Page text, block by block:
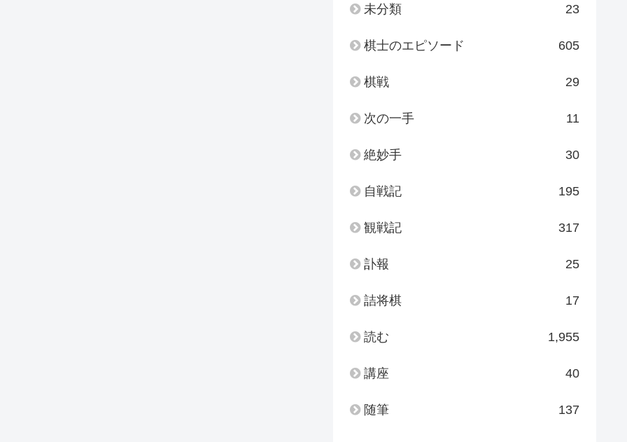
未分類 23
棋士のエピソード 605
棋戦 29
次の一手 11
絶妙手 30
自戦記 195
観戦記 317
訃報 25
詰将棋 17
読む 1,955
講座 40
随筆 137